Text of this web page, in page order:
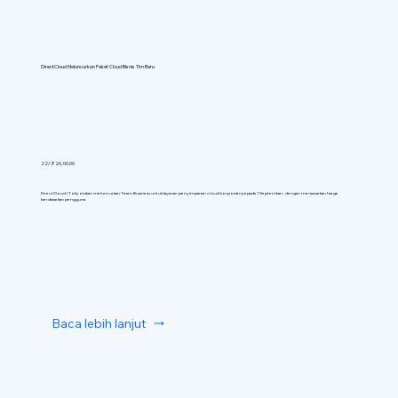
DirectCloud Meluncurkan Paket Cloud Bisnis Tim Baru
22/7/26, 00.00
DirectCloud (Tokyo) akan meluncurkan Team Business untuk layanan penyimpanan cloud korporatnya pada 1 September, dengan menawarkan harga
berdasarkan pengguna.
Baca lebih lanjut